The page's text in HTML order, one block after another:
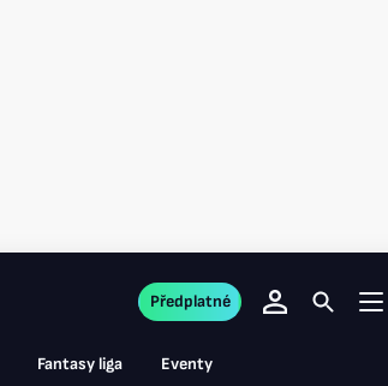
Fantasy liga Eventy
Předplatné